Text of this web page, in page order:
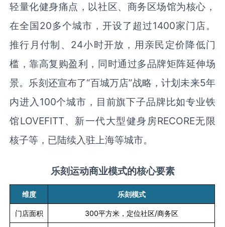
轻量化健身痛点，以社区、商务区场馆为核心，
在全国20多个城市，开设了超过1400家门店。
推行月付制、 24小时开放，用亲民定价降低门
槛，靠高复购盈利，同时通过多品牌矩阵延伸场
景。乐刻还宣布了“百城万店”战略，计划未来5年
内进入 100个城市，目前旗下子品牌比如专业铁
馆LOVEFITT、新一代大型健身房RECORE无限
核子等，已陆续入驻上海等城市。
乐刻运动商业模式的核心要素
维度 乐刻模式
门店面积 300平方米，定位社区/商务区